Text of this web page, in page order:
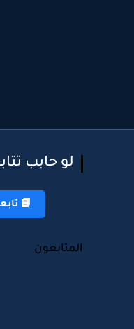
لو حابب
📘
المتابعون